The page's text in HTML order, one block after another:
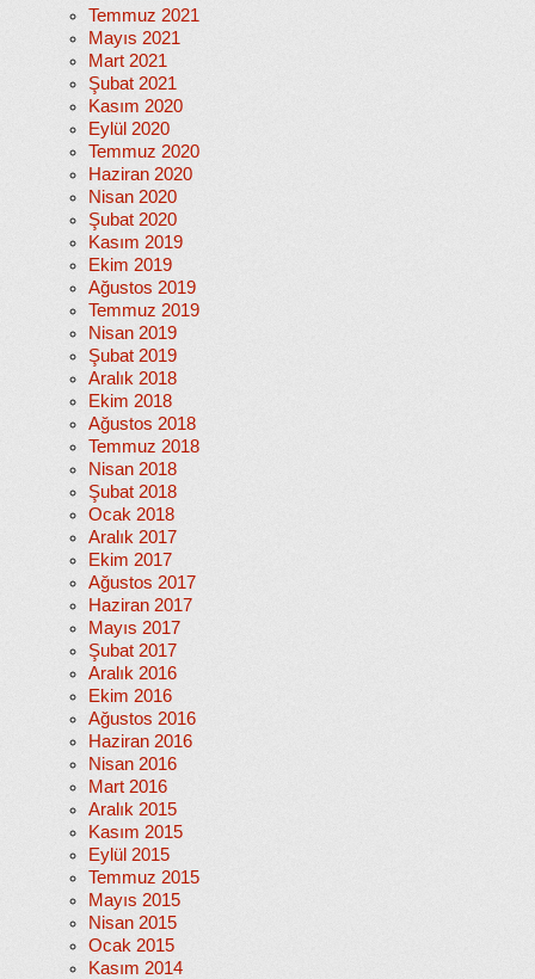
Temmuz 2021
Mayıs 2021
Mart 2021
Şubat 2021
Kasım 2020
Eylül 2020
Temmuz 2020
Haziran 2020
Nisan 2020
Şubat 2020
Kasım 2019
Ekim 2019
Ağustos 2019
Temmuz 2019
Nisan 2019
Şubat 2019
Aralık 2018
Ekim 2018
Ağustos 2018
Temmuz 2018
Nisan 2018
Şubat 2018
Ocak 2018
Aralık 2017
Ekim 2017
Ağustos 2017
Haziran 2017
Mayıs 2017
Şubat 2017
Aralık 2016
Ekim 2016
Ağustos 2016
Haziran 2016
Nisan 2016
Mart 2016
Aralık 2015
Kasım 2015
Eylül 2015
Temmuz 2015
Mayıs 2015
Nisan 2015
Ocak 2015
Kasım 2014